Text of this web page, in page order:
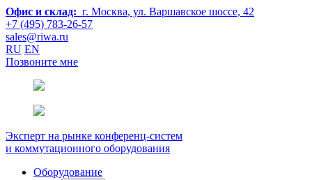
Офис и склад: г. Москва, ул. Варшавское шоссе, 42
+7 (495) 783-26-57
sales@riwa.ru
RU EN
Позвоните мне
Эксперт на рынке конференц-систем
и коммутационного оборудования
Оборудование